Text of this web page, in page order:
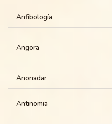
Anfibología
Angora
Anonadar
Antinomia